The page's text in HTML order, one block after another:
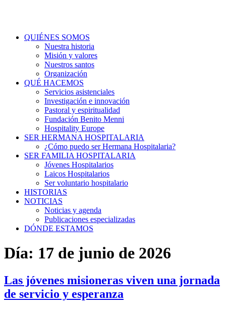
QUIÉNES SOMOS
Nuestra historia
Misión y valores
Nuestros santos
Organización
QUÉ HACEMOS
Servicios asistenciales
Investigación e innovación
Pastoral y espiritualidad
Fundación Benito Menni
Hospitality Europe
SER HERMANA HOSPITALARIA
¿Cómo puedo ser Hermana Hospitalaria?
SER FAMILIA HOSPITALARIA
Jóvenes Hospitalarios
Laicos Hospitalarios
Ser voluntario hospitalario
HISTORIAS
NOTICIAS
Noticias y agenda
Publicaciones especializadas
DÓNDE ESTAMOS
Día: 17 de junio de 2026
Las jóvenes misioneras viven una jornada
de servicio y esperanza